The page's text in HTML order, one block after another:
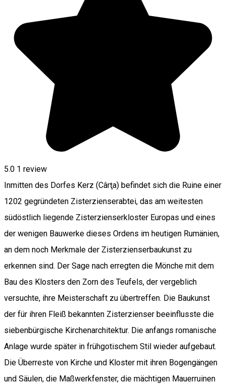
5.0 1 review
Inmitten des Dorfes Kerz (Cârţa) befindet sich die Ruine einer
1202 gegründeten Zisterzienserabtei, das am weitesten
südöstlich liegende Zisterzienserkloster Europas und eines
der wenigen Bauwerke dieses Ordens im heutigen Rumänien,
an dem noch Merkmale der Zisterzienserbaukunst zu
erkennen sind. Der Sage nach erregten die Mönche mit dem
Bau des Klosters den Zorn des Teufels, der vergeblich
versuchte, ihre Meisterschaft zu übertreffen. Die Baukunst
der für ihren Fleiß bekannten Zisterzienser beeinflusste die
siebenbürgische Kirchenarchitektur. Die anfangs romanische
Anlage wurde später in frühgotischem Stil wieder aufgebaut.
Die Überreste von Kirche und Kloster mit ihren Bogengängen
und Säulen, die Maßwerkfenster, die mächtigen Mauerruinen